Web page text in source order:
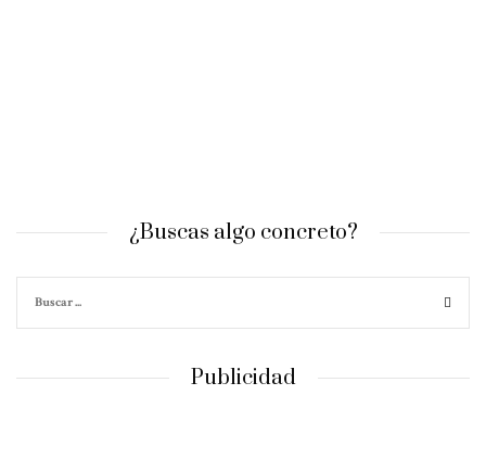
¿Buscas algo concreto?
Publicidad